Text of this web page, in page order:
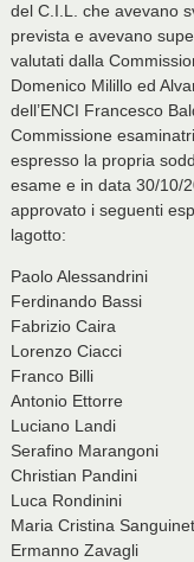
del C.I.L. che avevano
prevista e avevano
valutati dalla
Domenico Milillo ed
dell’ENCI Francesco
Commissione
espresso la propria
esame e in data 30/10/
approvato i seguenti
lagotto:
Paolo Alessandrini
Ferdinando Bassi
Fabrizio Caira
Lorenzo Ciacci
Franco Billi
Antonio Ettorre
Luciano Landi
Serafino Marangoni
Christian Pandini
Luca Rondinini
Maria Cristina
Ermanno Zavagli